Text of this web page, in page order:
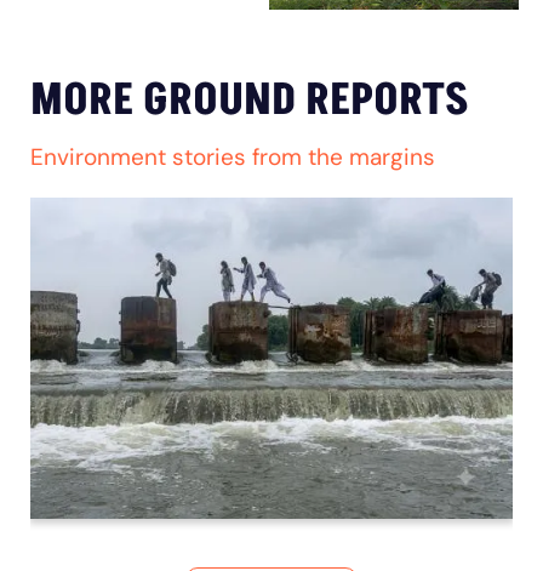
MORE GROUND REPORTS
Environment stories from the margins